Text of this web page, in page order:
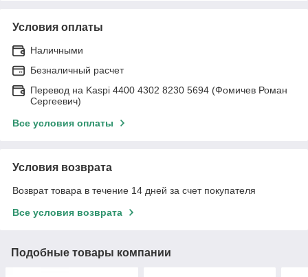
Условия оплаты
Наличными
Безналичный расчет
Перевод на Kaspi 4400 4302 8230 5694 (Фомичев Роман
Сергеевич)
Все условия оплаты
Условия возврата
Возврат товара в течение 14 дней за счет покупателя
Все условия возврата
Подобные товары компании